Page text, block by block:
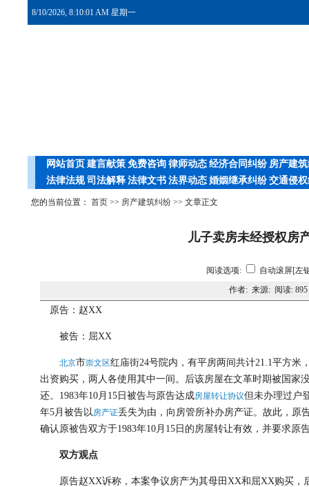
8/10/2026, 8:10:02 AM 星期一
网站首页 建言献策 免费咨询 律师动态 经济合同纠纷 房产建
法律法规 司法解释 法律文书 法界动态 婚姻继承纠纷 交通侵
您的当前位置： 首页 >> 房产建筑纠纷 >> 文章正文
儿子卖房未经授权房
阅读选项:
自动滚屏[左
作者: 来源: 阅读: 895
原告：赵XX
被告：屈XX
北京市崇文区红庙街24号院内，有平房两间共计21.1平方米
出资购买，两人各使用其中一间。后该房屋在文革时期被国家
还。1983年10月15日被告与原告达成房屋转让协议但未办理过户
年5月被告以房产证丢失为由，向房管所补办房产证。故此，原
确认原被告双方于1983年10月15日的房屋转让有效，并要求原
双方观点
原告赵XX诉称，本案争议房产为其母田XX和屈XX购买，后